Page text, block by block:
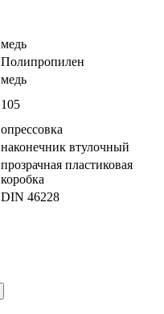
медь
Полипропилен
медь
105
опрессовка
наконечник втулочный
прозрачная пластиковая
коробка
DIN 46228